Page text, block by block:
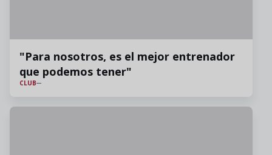
"Para nosotros, es el mejor entrenador
que podemos tener"
CLUB